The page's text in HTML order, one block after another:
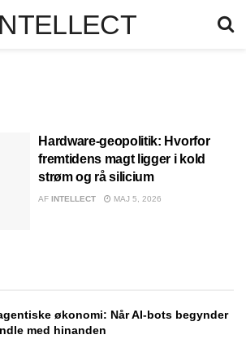
Hardware-geopolitik: Hvorfor
fremtidens magt ligger i kold
strøm og rå silicium
AF INTELLECT MAJ 5, 2026
økonomi: Når AI-bots begynder
med hinanden